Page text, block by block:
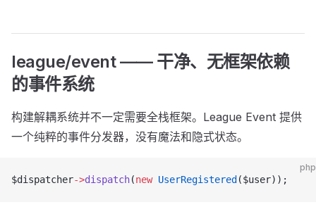
league/event —— 干净、无框架依赖
的事件系统
构建解耦系统并不一定需要全栈框架。League Event 提供
一个纯粹的事件分发器，没有魔法和隐式状态。
php
$dispatcher->dispatch(new UserRegistered ($user));